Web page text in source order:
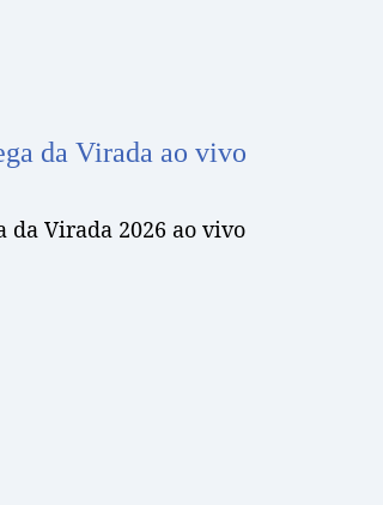
da Virada ao vivo
da Virada 2026 ao vivo